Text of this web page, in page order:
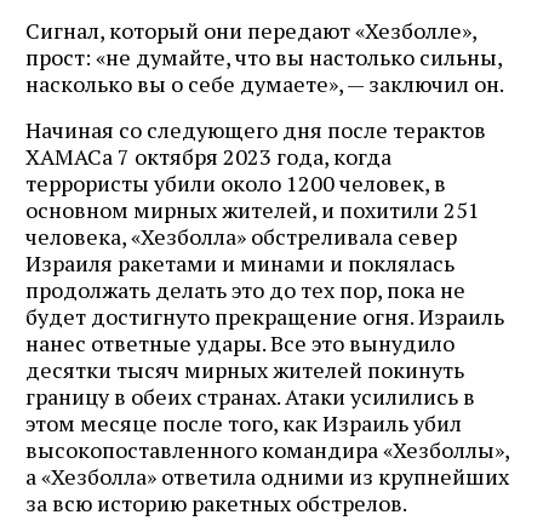
Сигнал, который они передают «Хезболле»,
прост: «не думайте, что вы настолько сильны,
насколько вы о себе думаете», — заключил он.
Начиная со следующего дня после терактов
ХАМАСа 7 октября 2023 года, когда
террористы убили около 1200 человек, в
основном мирных жителей, и похитили 251
человека, «Хезболла» обстреливала север
Израиля ракетами и минами и поклялась
продолжать делать это до тех пор, пока не
будет достигнуто прекращение огня. Израиль
нанес ответные удары. Все это вынудило
десятки тысяч мирных жителей покинуть
границу в обеих странах. Атаки усилились в
этом месяце после того, как Израиль убил
высокопоставленного командира «Хезболлы»,
а «Хезболла» ответила одними из крупнейших
за всю историю ракетных обстрелов.